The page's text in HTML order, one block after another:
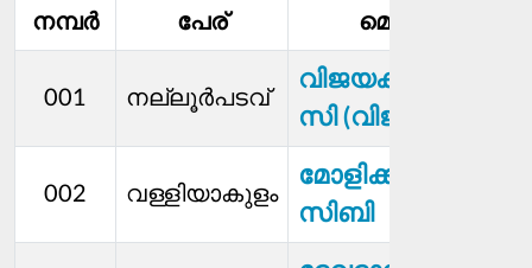
നമ്പര്‍
പേര്
മെമ്പര്‍
001 നല്ലൂര്‍പടവ്
വിജയകുമാര്‍ റ്റി.
സി (വിജയൻ)
002 വള്ളിയാകുളം
മോളിക്കുട്ടി
സിബി